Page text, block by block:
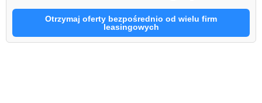
Otrzymaj oferty bezpośrednio od wielu firm
leasingowych